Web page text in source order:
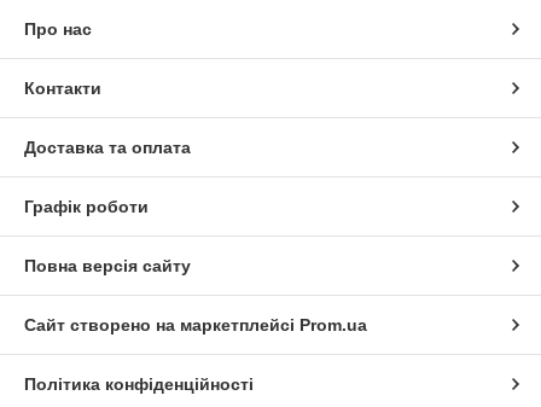
Про нас
Контакти
Доставка та оплата
Графік роботи
Повна версія сайту
Сайт створено на маркетплейсі Prom.ua
Політика конфіденційності